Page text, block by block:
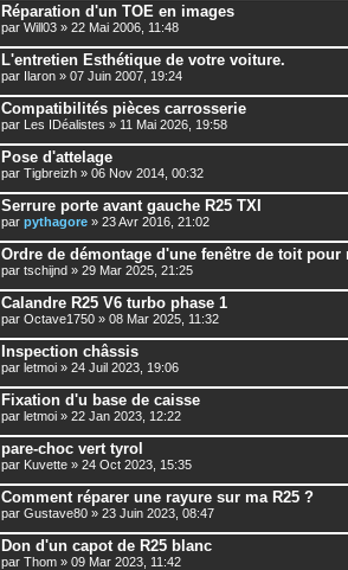
Réparation d'un TOE en images
par Will03 » 22 Mai 2006, 11:48
L'entretien Esthétique de votre voiture.
par Ilaron » 07 Juin 2007, 19:24
Compatibilités pièces carrosserie
par Les IDéalistes » 11 Mai 2026, 19:58
Pose d'attelage
par Tigbreizh » 06 Nov 2014, 00:32
Serrure porte avant gauche R25 TXI
par pythagore » 23 Avr 2016, 21:02
Ordre de démontage d'une fenêtre de toit pour
par tschijnd » 29 Mar 2025, 21:25
Calandre R25 V6 turbo phase 1
par Octave1750 » 08 Mar 2025, 11:32
Inspection châssis
par letmoi » 24 Juil 2023, 19:06
Fixation d'u base de caisse
par letmoi » 22 Jan 2023, 12:22
pare-choc vert tyrol
par Kuvette » 24 Oct 2023, 15:35
Comment réparer une rayure sur ma R25 ?
par Gustave80 » 23 Juin 2023, 08:47
Don d'un capot de R25 blanc
par Thom » 09 Mar 2023, 11:42